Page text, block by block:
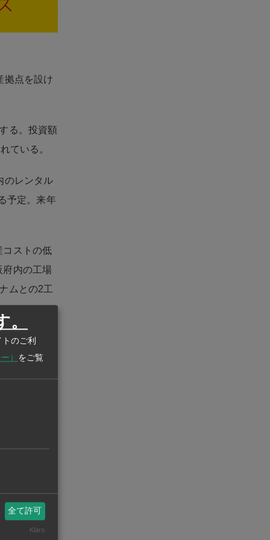
拠点を設け
る。投資額
ている。
のレンタル
予定。来年
コストの低
府内の工場
ムとの2工
ア市の2カ
乗せるた
のご利
） をご覧
全て許可
Klaro